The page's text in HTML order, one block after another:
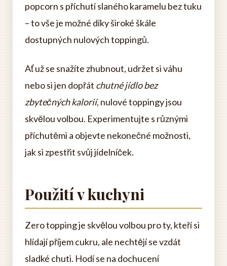
popcorn s příchutí slaného karamelu bez tuku
– to vše je možné díky široké škále
dostupných nulových toppingů.
Ať už se snažíte zhubnout, udržet si váhu
nebo si jen dopřát chutné jídlo bez
zbytečných kalorií, nulové toppingy jsou
skvělou volbou. Experimentujte s různými
příchutěmi a objevte nekonečné možnosti,
jak si zpestřit svůj jídelníček.
Použití v kuchyni
Zero topping je skvělou volbou pro ty, kteří si
hlídají příjem cukru, ale nechtějí se vzdát
sladké chuti. Hodí se na dochucení